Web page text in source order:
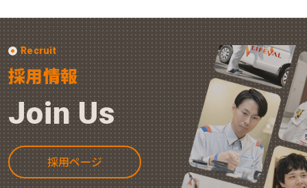
Recruit
採用情報
Join Us
採用ページ